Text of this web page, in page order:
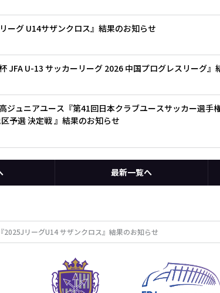
ーグ U14サザンクロス』結果のお知らせ
JFA U-13 サッカーリーグ 2026 中国プログレスリーグ』
ジュニアユース『第41回日本クラブユースサッカー選手
予選 決定戦 』結果のお知らせ
最新一覧へ
2025JリーグU14 サザンクロス』結果のお知らせ